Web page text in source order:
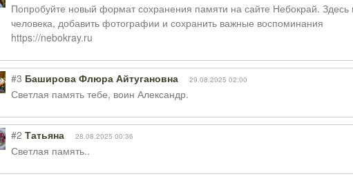
Попробуйте новый формат сохранения памяти на сайте Небокрай.
человека, добавить фотографии и сохранить важные воспоминания
https://nebokray.ru
#3 Баширова Флюра Айтугановна 29.08.2025 02:00
Светлая память тебе, воин Александр.
#2 Татьяна 28.08.2025 00:36
Светлая память..